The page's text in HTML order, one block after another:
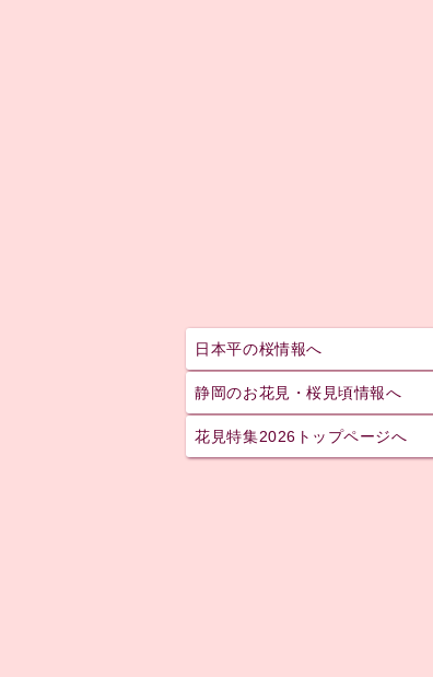
日本平の桜情報へ
静岡のお花見・桜見頃情報へ
花見特集2026トップページへ